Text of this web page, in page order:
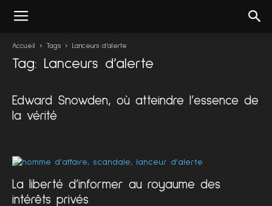
Accueil Tags Lanceurs d’alerte
Tag: Lanceurs d’alerte
Edward Snowden, où atteindre l’essence de
la vérité
La liberté d’informer au royaume des
intérêts privés